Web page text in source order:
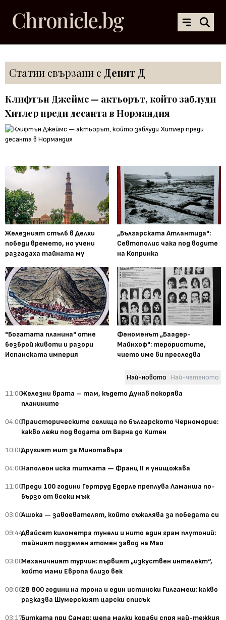
Статии свързани с Денят Д
Клифтън Джеймс — актьорът, който заблуди
Хитлер преди десанта в Нормандия
Железният стълб в Делхи
победи времето, но учени
разгадаха тайната му
„Българската Атлантида":
Севтополис чака под водите
на Копринка
"Богатата планина" отне
безброй животи и разори
Испанската империя
Феноменът „Баадер-
Майнхоф": терористите,
чието име ви преследва
Най-новото Най-четеното
11:00Железни врата – там, където Дунав покорява
планините
04:00Праисторическите селища по българското Черноморие:
какво лежи под водата от Варна до Китен
10:00Другият мит за Минотавъра
04:00Наполеон иска титлата — Франц II я унищожава
11:00Преди 100 години Гертруд Едерле преплува Ламанша по-
бързо от всеки мъж
03:00Ашока — завоевателят, който съжалява за победата си
09:44Двайсет километра тунели и нито един грам плутоний:
тайният подземен атомен завод на Мао
03:00Механичният турчин: първият „изкуствен интелект“,
който мами Европа близо век
08:0028 800 години на трона и един истински Гилгамеш: какво
разказва Шумерският царски списък
03:17Битката при Самар: шепа малки кораби спря най-тежкия